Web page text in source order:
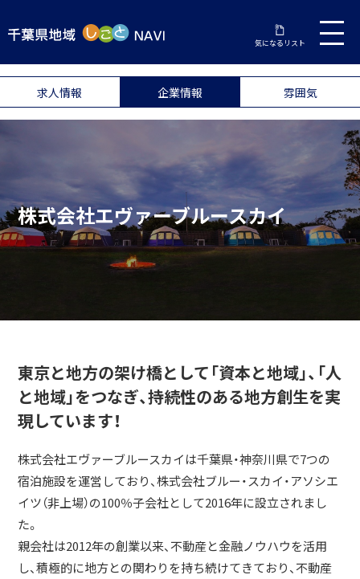
気になるリスト
求人情報 企業情報 雰囲気
株式会社エヴァーブルースカイ
東京と地方の架け橋として「資本と地域」、「人
と地域」をつなぎ、持続性のある地方創生を実
現しています！
株式会社エヴァーブルースカイは千葉県・神奈川県で7つの
宿泊施設を運営しており、株式会社ブルー・スカイ・アソシエ
イツ（非上場）の100％子会社として2016年に設立されまし
た。
親会社は2012年の創業以来、不動産と金融ノウハウを活用
し、積極的に地方との関わりを持ち続けてきており、不動産